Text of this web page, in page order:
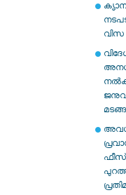
വിസ
ഫീസ്